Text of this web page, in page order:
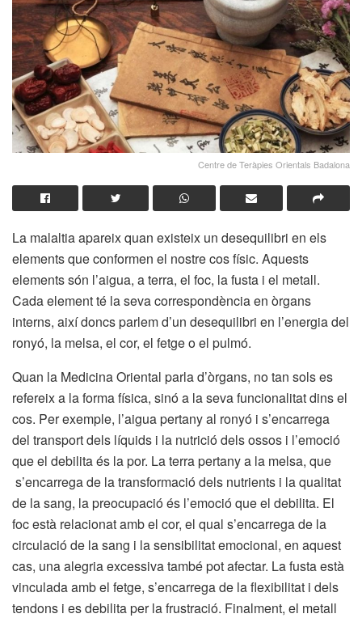
Centre de Teràpies Orientals Badalona
La malaltia apareix quan existeix un desequilibri en els
elements que conformen el nostre cos físic. Aquests
elements són l’aigua, a terra, el foc, la fusta i el metall.
Cada element té la seva correspondència en òrgans
interns, així doncs parlem d’un desequilibri en l’energia del
ronyó, la melsa, el cor, el fetge o el pulmó.
Quan la Medicina Oriental parla d’òrgans, no tan sols es
refereix a la forma física, sinó a la seva funcionalitat dins el
cos. Per exemple, l’aigua pertany al ronyó i s’encarrega
del transport dels líquids i la nutrició dels ossos i l’emoció
que el debilita és la por. La terra pertany a la melsa, que
s’encarrega de la transformació dels nutrients i la qualitat
de la sang, la preocupació és l’emoció que el debilita. El
foc està relacionat amb el cor, el qual s’encarrega de la
circulació de la sang i la sensibilitat emocional, en aquest
cas, una alegria excessiva també pot afectar. La fusta està
vinculada amb el fetge, s’encarrega de la flexibilitat i dels
tendons i es debilita per la frustració. Finalment, el metall